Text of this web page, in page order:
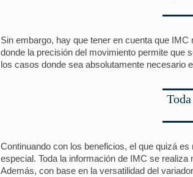
Sin embargo, hay que tener en cuenta que
donde la precisión del movimiento permite que
los casos donde sea absolutamente necesario
Continuando con los beneficios, el que quizá
especial. Toda la información de IMC se
Además, con base en la versatilidad del